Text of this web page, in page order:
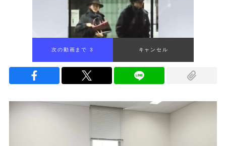
次の動画まで 2 キャンセル